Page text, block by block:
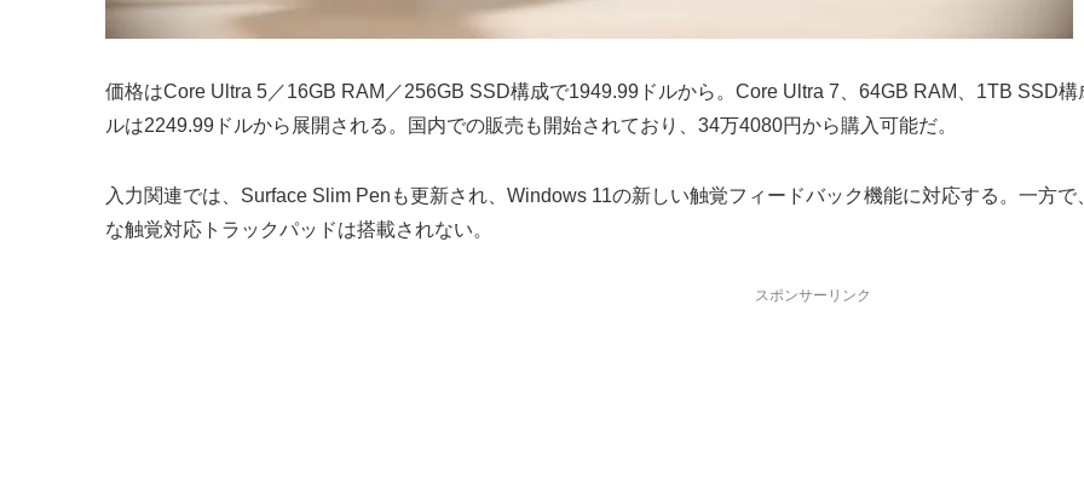
価格はCore Ultra 5／16GB RAM／256GB SSD構成で1949.99ドルから。Core Ultra 7、64GB RAM、1TB SSD
ルは2249.99ドルから展開される。国内での販売も開始されており、34万4080円から購入可能だ。
入力関連では、Surface Slim Penも更新され、Windows 11の新しい触覚フィードバック機能に対応する。一方
な触覚対応トラックパッドは搭載されない。
スポンサーリンク